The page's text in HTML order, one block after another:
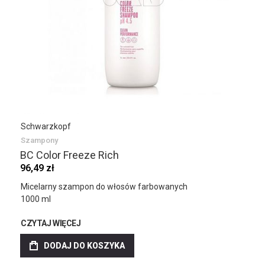
Schwarzkopf
Szampony
BC Color Freeze Rich
96,49 zł
Micelarny szampon do włosów farbowanych
1000 ml
CZYTAJ WIĘCEJ
DODAJ DO KOSZYKA